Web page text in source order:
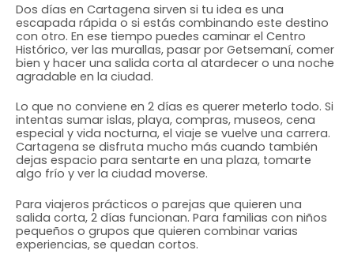
Dos días en Cartagena sirven si tu idea es una
escapada rápida o si estás combinando este destino
con otro. En ese tiempo puedes caminar el Centro
Histórico, ver las murallas, pasar por Getsemaní, comer
bien y hacer una salida corta al atardecer o una noche
agradable en la ciudad.
Lo que no conviene en 2 días es querer meterlo todo. Si
intentas sumar islas, playa, compras, museos, cena
especial y vida nocturna, el viaje se vuelve una carrera.
Cartagena se disfruta mucho más cuando también
dejas espacio para sentarte en una plaza, tomarte
algo frío y ver la ciudad moverse.
Para viajeros prácticos o parejas que quieren una
salida corta, 2 días funcionan. Para familias con niños
pequeños o grupos que quieren combinar varias
experiencias, se quedan cortos.